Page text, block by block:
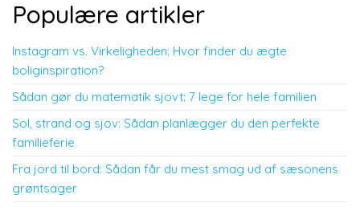
Populære artikler
Instagram vs. Virkeligheden: Hvor finder du ægte
boliginspiration?
Sådan gør du matematik sjovt: 7 lege for hele familien
Sol, strand og sjov: Sådan planlægger du den perfekte
familieferie
Fra jord til bord: Sådan får du mest smag ud af sæsonens
grøntsager